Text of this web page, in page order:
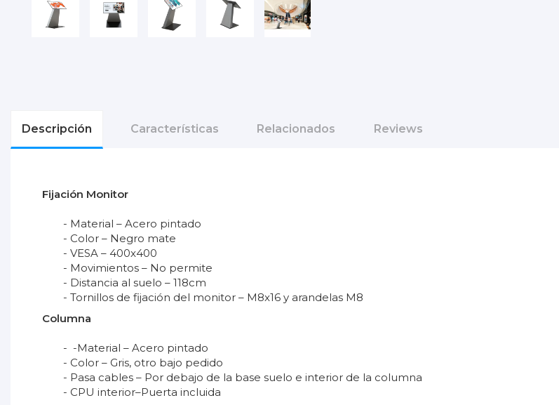
Descripción Características Relacionados Reviews
Fijación Monitor
- Material – Acero pintado
- Color – Negro mate
- VESA – 400x400
- Movimientos – No permite
- Distancia al suelo – 118cm
- Tornillos de fijación del monitor – M8x16 y arandelas M8
Columna
- -Material – Acero pintado
- Color – Gris, otro bajo pedido
- Pasa cables – Por debajo de la base suelo e interior de la columna
- CPU interior–Puerta incluida